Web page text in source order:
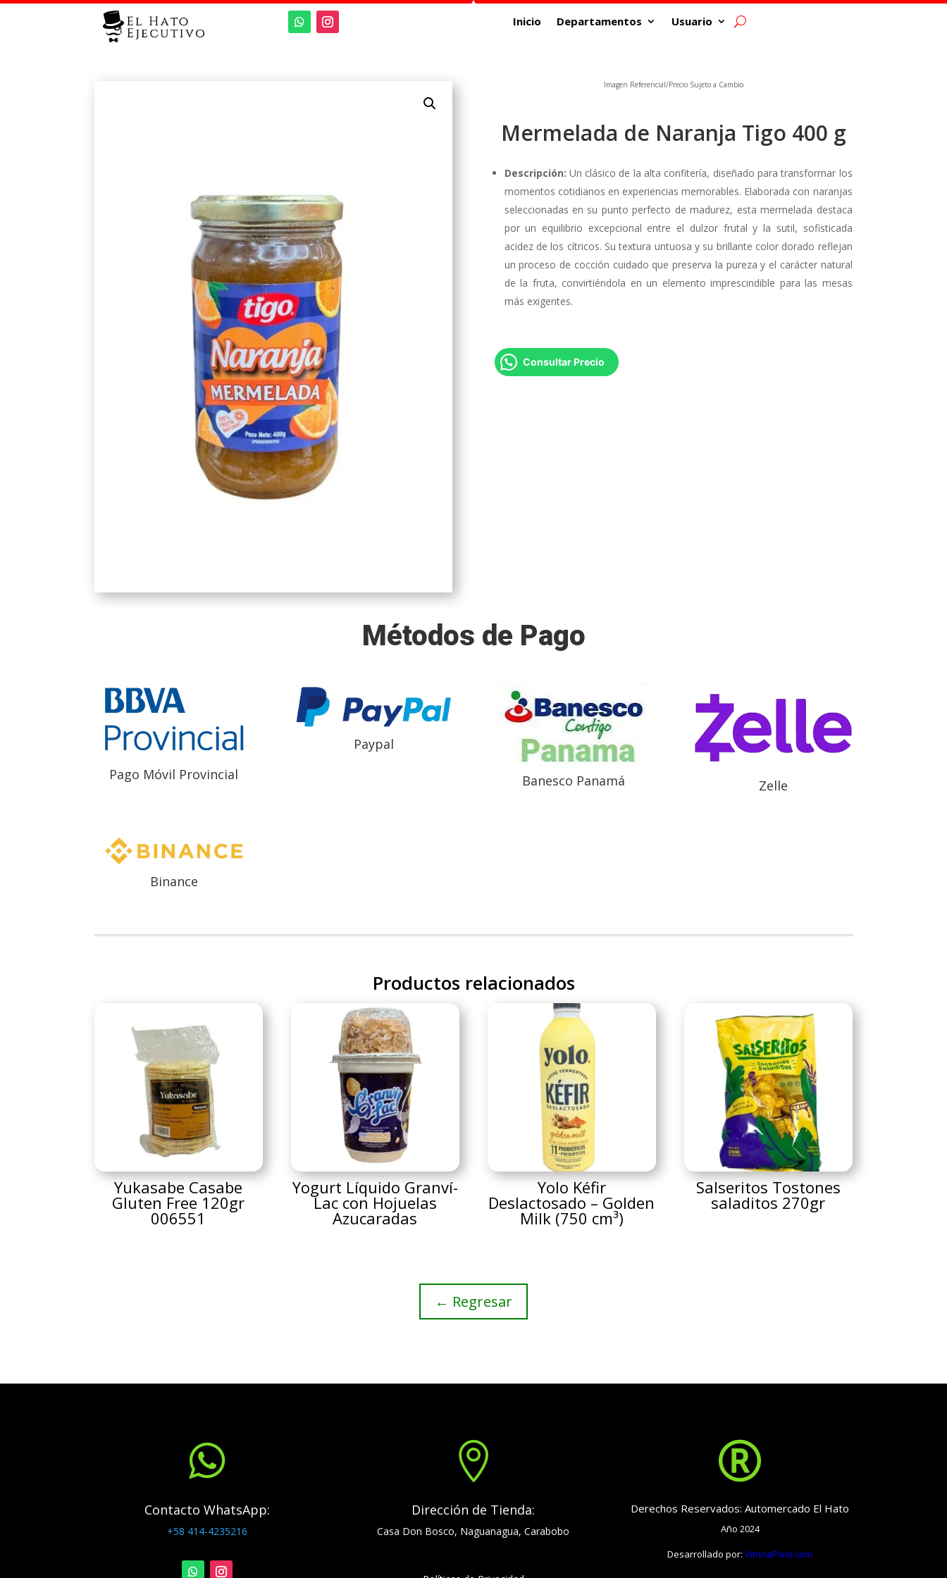
Inicio Departamentos Usuario
Imagen Referencial/Precio Sujeto a Cambio
Mermelada de Naranja Tigo 400 g
Descripción: Un clásico de la alta confitería, diseñado para transformar los
momentos cotidianos en experiencias memorables. Elaborada con naranjas
seleccionadas en su punto perfecto de madurez, esta mermelada destaca
por un equilibrio excepcional entre el dulzor frutal y la sutil, sofisticada
acidez de los cítricos. Su textura untuosa y su brillante color dorado reflejan
un proceso de cocción cuidado que preserva la pureza y el carácter natural
de la fruta, convirtiéndola en un elemento imprescindible para las mesas
más exigentes.
Consultar Precio
Métodos de Pago
Pago Móvil Provincial
Paypal
Banesco Panamá Zelle
Binance
Productos relacionados
Yukasabe Casabe
Gluten Free 120gr
006551
Yogurt Líquido Granví-
Lac con Hojuelas
Azucaradas
Yolo Kéfir
Deslactosado – Golden
Milk (750 cm³)
Salseritos Tostones
saladitos 270gr
← Regresar

Contacto WhatsApp:
+58 414-4235216

Dirección de Tienda:
Casa Don Bosco, Naguanagua, Carabobo

Derechos Reservados: Automercado El Hato
Año 2024
Desarrollado por:VitrinaPixel.com